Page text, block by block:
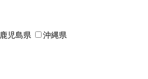
鹿児島県 沖縄県